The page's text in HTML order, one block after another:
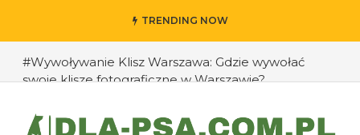
TRENDING NOW
#Wywoływanie Klisz Warszawa: Gdzie wywołać
swoje klisze fotograficzne w Warszawie?
#Jak przedłużyć życie swojego psa: rady eksperta